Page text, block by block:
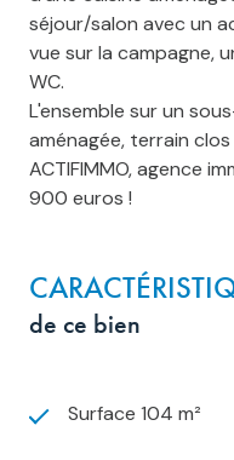
séjour/salon avec un
vue sur la campagne,
WC.
L'ensemble sur un
aménagée, terrain clos
ACTIFIMMO, agence
900 euros !
de ce bien
Surface 104 m²